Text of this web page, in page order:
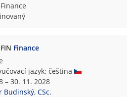
Finance
jazyk: čeština
– 30. 11. 2028
Budinský, CSc.